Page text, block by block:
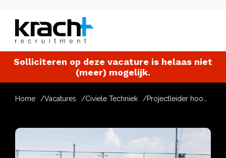
Solliciteren op deze vacature is helaas niet
(meer) mogelijk.
Home Vacatures Civiele Techniek